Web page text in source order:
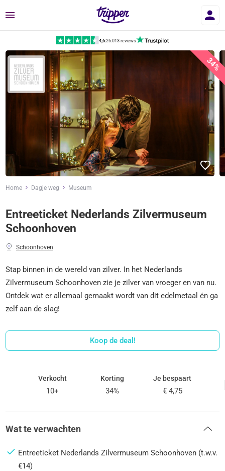
Menu
4,6|26.013 reviews
34%
Home Dagje weg Museum
Entreeticket Nederlands Zilvermuseum
Schoonhoven
Schoonhoven
Stap binnen in de wereld van zilver. In het Nederlands
Zilvermuseum Schoonhoven zie je zilver van vroeger en van nu.
Ontdek wat er allemaal gemaakt wordt van dit edelmetaal én ga
zelf aan de slag!
Koop de deal!
Verkocht
10+
Korting
34%
Je bespaart
€ 4,75
Wat te verwachten
Entreeticket Nederlands Zilvermuseum Schoonhoven (t.w.v.
€14)